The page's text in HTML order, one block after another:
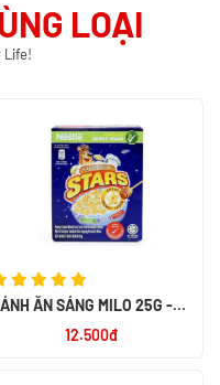
LOẠI
Life!
ĂN SÁNG MILO 25G -
NK PHILIPPIN
12.500đ